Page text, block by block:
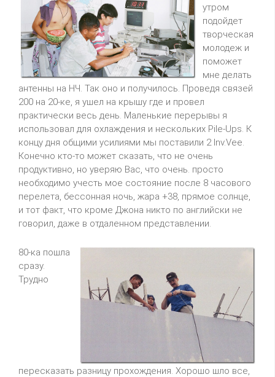
утром
подойдет
творческая
молодеж и
поможет
мне делать
антенны на HЧ. Так оно и получилось. Проведя связей
200 на 20-ке, я ушел на крышу где и провел
практически весь день. Маленькие перерывы я
использовал для охлаждения и нескольких Pile-Ups. К
концу дня общими усилиями мы поставили 2 Inv.Vee.
Конечно кто-то может сказать, что не очень
продуктивно, но уверяю Вас, что очень. просто
необходимо учесть мое состояние после 8 часового
перелета, бессонная ночь, жара +38, прямое солнце,
и тот факт, что кроме Джона никто по английски не
говорил, даже в отдаленном представлении.
80-ка пошла
сразу.
Трудно
пересказать разницу прохождения. Хорошо шло все,